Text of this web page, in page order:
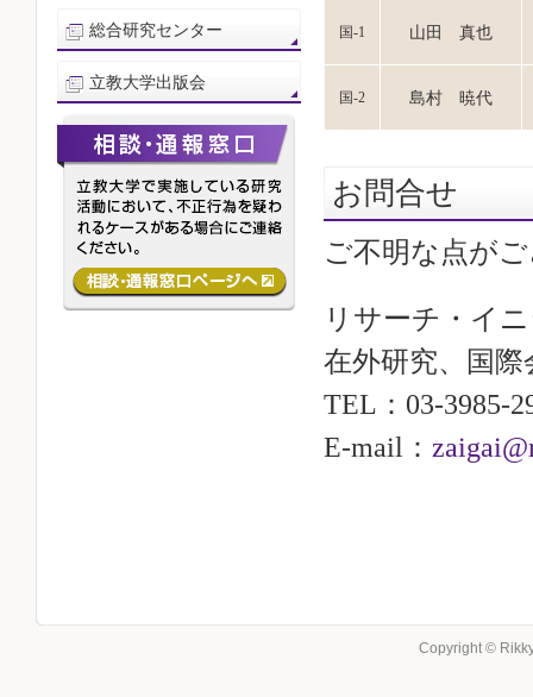
国-1 山田 真也
国-2 島村 暁代
お問合せ
ご不明な点が
リサーチ・イ
在外研究、国際
TEL：03-3985-
E-mail：
総合研究センター
立教大学出版会
Copyright ©